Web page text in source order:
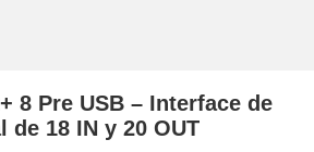
8 Pre USB – Interface de
18 IN y 20 OUT